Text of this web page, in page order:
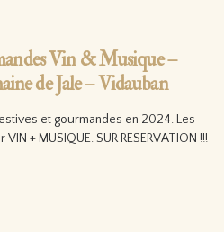
Vin & Musique –
de Jale – Vidauban
et gourmandes en 2024. Les
+ MUSIQUE. SUR RESERVATION !!!